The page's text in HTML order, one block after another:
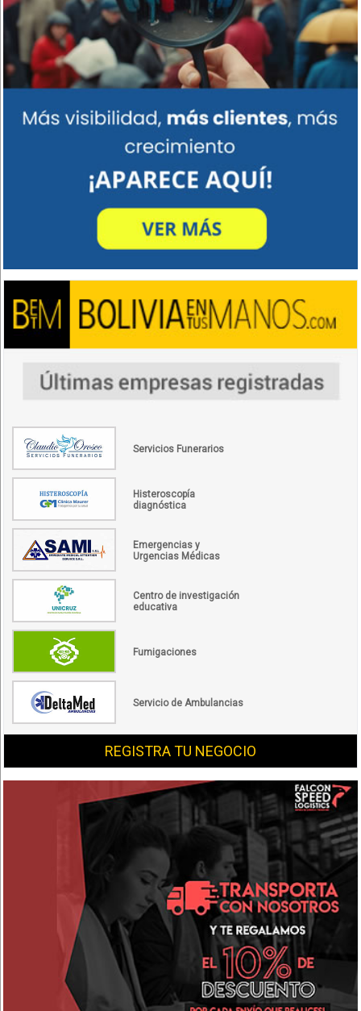
Servicios Funerarios
Histeroscopía
diagnóstica
Emergencias y
Urgencias Médicas
Centro de investigación
educativa
Fumigaciones
Servicio de Ambulancias
REGISTRA TU NEGOCIO